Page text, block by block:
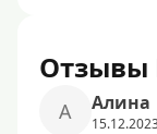
Отзывы
А Алина